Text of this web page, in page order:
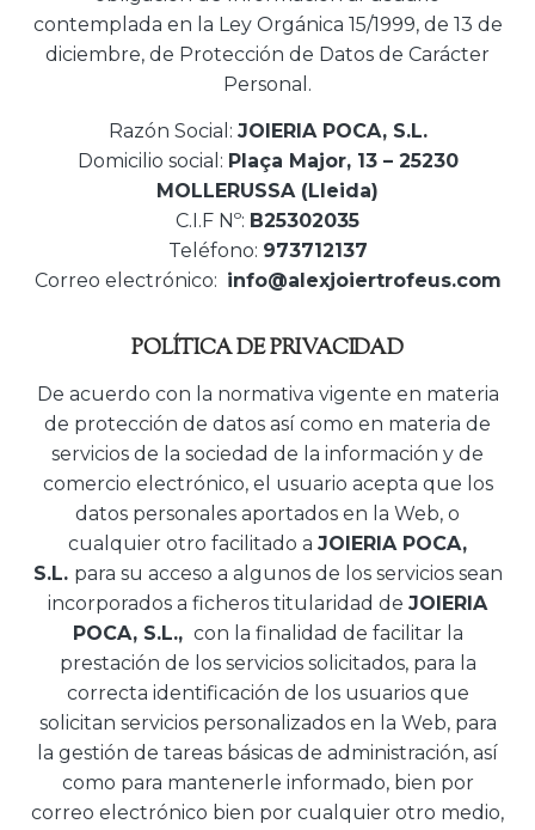
contemplada en la Ley Orgánica 15/1999, de 13 de
diciembre, de Protección de Datos de Carácter
Personal.
Razón Social: JOIERIA POCA, S.L.
Domicilio social: Plaça Major, 13 – 25230
MOLLERUSSA (Lleida)
C.I.F Nº: B25302035
Teléfono: 973712137
Correo electrónico: info@alexjoiertrofeus.com
POLÍTICA DE PRIVACIDAD
De acuerdo con la normativa vigente en materia
de protección de datos así como en materia de
servicios de la sociedad de la información y de
comercio electrónico, el usuario acepta que los
datos personales aportados en la Web, o
cualquier otro facilitado a JOIERIA POCA,
S.L. para su acceso a algunos de los servicios sean
incorporados a ficheros titularidad de JOIERIA
POCA, S.L., con la finalidad de facilitar la
prestación de los servicios solicitados, para la
correcta identificación de los usuarios que
solicitan servicios personalizados en la Web, para
la gestión de tareas básicas de administración, así
como para mantenerle informado, bien por
correo electrónico bien por cualquier otro medio,